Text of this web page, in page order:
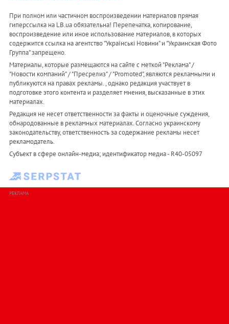
При полном или частичном воспроизведении материалов прямая
гиперссылка на LB.ua обязательна! Перепечатка, копирование,
воспроизведение или иное использование материалов, в которых
содержится ссылка на агентство "Українськi Новини" и "Украинская Фото
Группа" запрещено.
Материалы, которые размещаются на сайте с меткой "Реклама" /
"Новости компаний" / "Пресрелиз" / "Promoted", являются рекламными и
публикуются на правах рекламы. , однако редакция участвует в
подготовке этого контента и разделяет мнения, высказанные в этих
материалах.
Редакция не несет ответственности за факты и оценочные суждения,
обнародованные в рекламных материалах. Согласно украинскому
законодательству, ответственность за содержание рекламы несет
рекламодатель.
Субъект в сфере онлайн-медиа; идентификатор медиа - R40-05097
РЕКЛАМА